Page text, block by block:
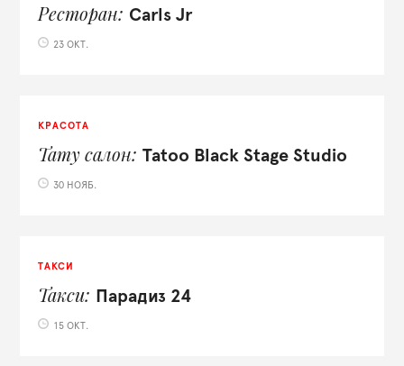
Ресторан Carls Jr
23 ОКТ.
КРАСОТА
Тату салон Tatoo Black Stage Studio
30 НОЯБ.
ТАКСИ
Такси Парадиз 24
15 ОКТ.